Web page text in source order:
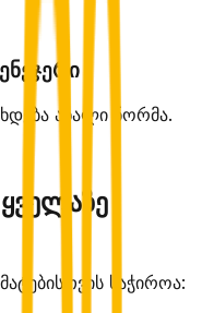
ახალი ნორმა.
საჭიროა: